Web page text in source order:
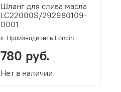
Шланг для слива масла
LC22000S/292980109-
0001
Производитель:Loncin
Нет в наличии
780 руб.